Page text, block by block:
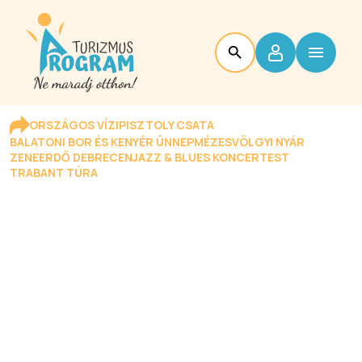
ORSZÁGOS VÍZIPISZTOLY CSATA
BALATONI BOR ÉS KENYÉR ÜNNEPMÉZESVÖLGYI NYÁR
ZENEERDŐ DEBRECENJAZZ & BLUES KONCERTEST
TRABANT TÚRA